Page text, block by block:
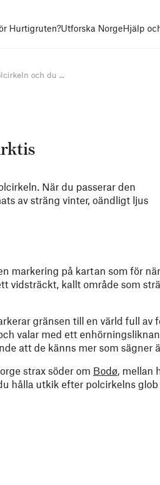
Hurtigruten?Utforska NorgeHjälp
och du ...
När du passerar den
av sträng vinter, oändligt ljus
markering på kartan som för
vidsträckt, kallt område som
gränsen till en värld full av
valar med ett
att de känns mer som sägner
strax söder om Bodø, mellan
hålla utkik efter polcirkelns